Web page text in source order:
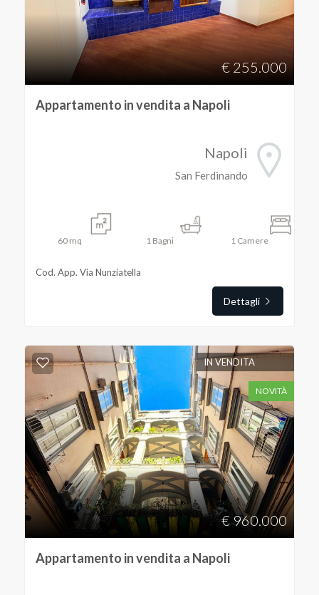
€ 255.000
Appartamento in vendita a Napoli
Napoli
San Ferdinando
60 mq 1Bagni 1Camere
Cod. App. Via Nunziatella
Dettagli
IN VENDITA
NOVITÀ
€ 960.000
Appartamento in vendita a Napoli